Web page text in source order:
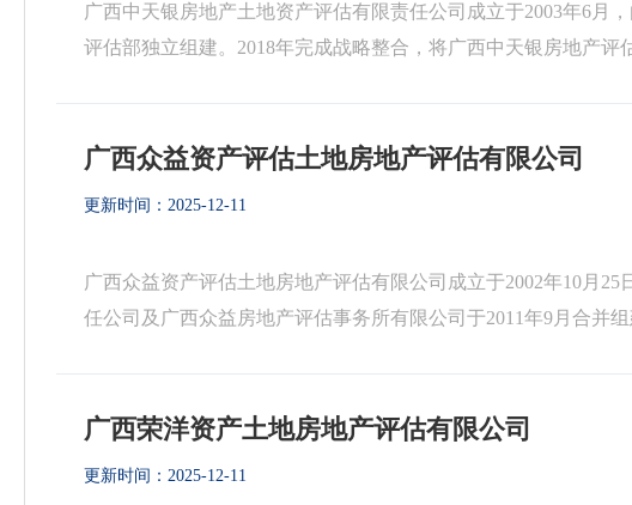
广西中天银房地产土地资产评估有限责任公司‌成立于2003年6
评估部独立组建。2018年完成战略整合，将广西中天银房地产
广西众益资产评估土地房地产评估有限公司
更新时间：2025-12-11
广西众益资产评估土地房地产评估有限公司成立于2002年10月
任公司及广西众益房地产评估事务所有限公司于2011年9月合并
广西荣洋资产土地房地产评估有限公司
更新时间：2025-12-11